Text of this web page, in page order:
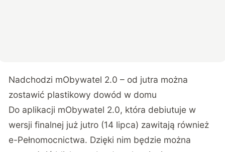
Nadchodzi mObywatel 2.0 – od jutra można
zostawić plastikowy dowód w domu
Do aplikacji mObywatel 2.0, która debiutuje w
wersji finalnej już jutro (14 lipca) zawitają również
e-Pełnomocnictwa. Dzięki nim będzie można